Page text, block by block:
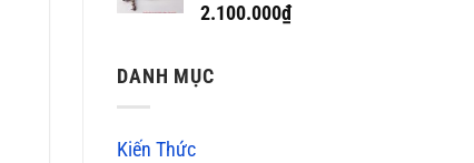
2.100.000₫
DANH MỤC
Kiến Thức